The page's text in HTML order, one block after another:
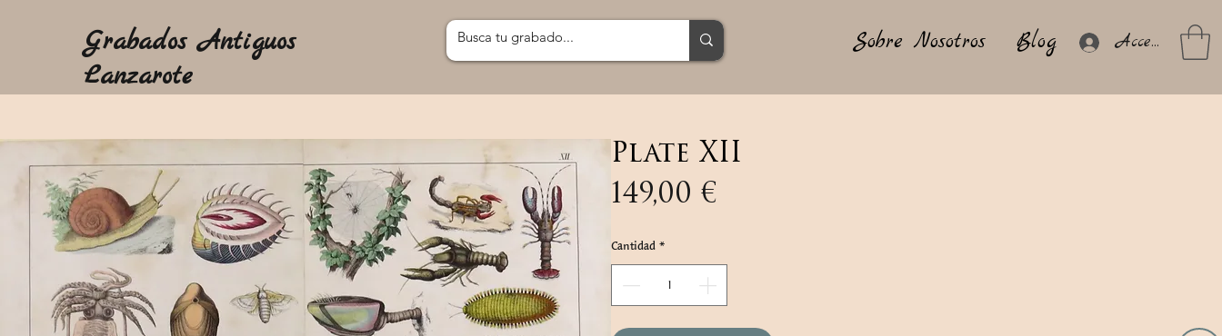
Grabados Antiguos
Lanzarote
Sobre Nosotros Blog Acceder
Plate XII
149,00 €
Cantidad*